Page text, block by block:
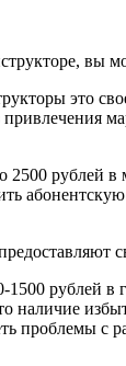
вы
это
2500 рублей
1500 рублей
наличие
проблемы с